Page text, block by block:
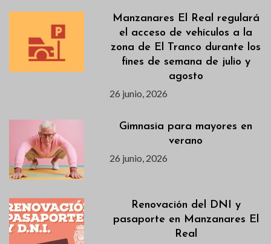
Manzanares El Real regulará
el acceso de vehículos a la
zona de El Tranco durante los
fines de semana de julio y
agosto
26 junio, 2026
Gimnasia para mayores en
verano
26 junio, 2026
Renovación del DNI y
pasaporte en Manzanares El
Real